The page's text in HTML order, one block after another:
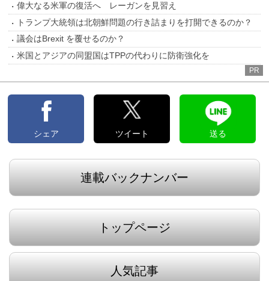
偉大なる米軍の復活へ レーガンを見習え
トランプ大統領は北朝鮮問題の行き詰まりを打開できるのか？
議会はBrexit を覆せるのか？
米国とアジアの同盟国はTPPの代わりに防衛強化を
PR
シェア ツイート 送る
連載バックナンバー
トップページ
人気記事